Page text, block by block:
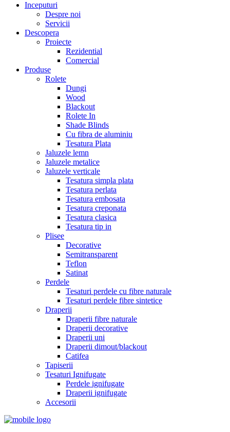
Inceputuri
Despre noi
Servicii
Descopera
Proiecte
Rezidential
Comercial
Produse
Rolete
Dungi
Wood
Blackout
Rolete In
Shade Blinds
Cu fibra de aluminiu
Tesatura Plata
Jaluzele lemn
Jaluzele metalice
Jaluzele verticale
Tesatura simpla plata
Tesatura perlata
Tesatura embosata
Tesatura creponata
Tesatura clasica
Tesatura tip in
Plisee
Decorative
Semitransparent
Teflon
Satinat
Perdele
Tesaturi perdele cu fibre naturale
Tesaturi perdele fibre sintetice
Draperii
Draperii fibre naturale
Draperii decorative
Draperii uni
Draperii dimout/blackout
Catifea
Tapiserii
Tesaturi Ignifugate
Perdele ignifugate
Draperii ignifugate
Accesorii